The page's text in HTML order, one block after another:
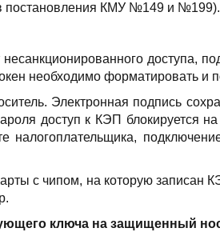
постановления КМУ №149 и №199).
доступа,
необходимо форматировать и
Электронная подпись
доступ к КЭП блокируется
с чипом, на которую записан
ключа на защищенный